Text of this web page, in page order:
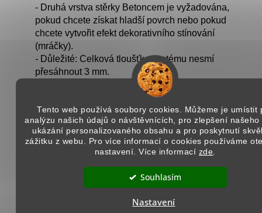
Tento web používá soubory cookies. Můžeme je umístit
analýzu našich údajů o návštěvnících, pro zlepšení našeho
ukázání personalizovaného obsahu a pro poskytnutí
zážitku z webu. Pro více informací o cookies používáme
nastavení. Více informací zde.
Souhlasím
Nastavení
- Druhá vrstva stěrky Betoncem je vyžadována,
pokud chcete získat hladší povrch nebo pokud
chcete vytvořit efekt dekorativního stínování
(mráčky).
- Důležité: Celková tloušťka systému nesmí
přesáhnout 3 mm.
- Betoncem je možno tónovat speciálními pigmenty,
které se přidávají během fáze míchání do
Betonlatexu.
- V tomto případě, zvláště u velkých ploch, je třeba
věnovat velkou pozornost zajištění konzistence
barvy a zvoleného ředícího poměru.
podlaze, doporučujeme předem probarvit polymer